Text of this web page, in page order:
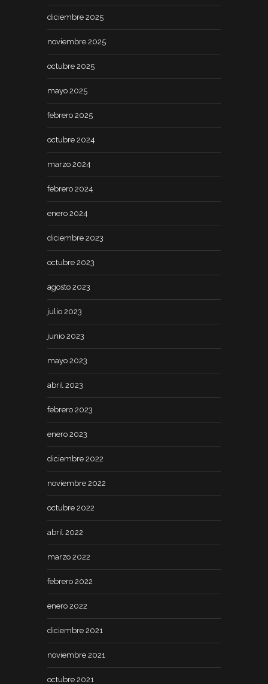
diciembre 2025
noviembre 2025
octubre 2025
mayo 2025
febrero 2025
octubre 2024
marzo 2024
febrero 2024
enero 2024
diciembre 2023
octubre 2023
agosto 2023
julio 2023
junio 2023
mayo 2023
abril 2023
febrero 2023
enero 2023
diciembre 2022
noviembre 2022
octubre 2022
abril 2022
marzo 2022
febrero 2022
enero 2022
diciembre 2021
noviembre 2021
octubre 2021